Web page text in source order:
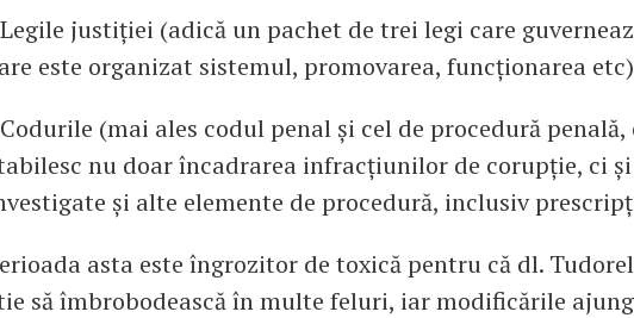
justiției (adică un pachet de trei legi care
este organizat sistemul, promovarea, funcționarea etc)
(mai ales codul penal și cel de procedură penală,
nu doar încadrarea infracțiunilor de corupție, ci
și alte elemente de procedură, inclusiv
asta este îngrozitor de toxică pentru că dl.
să îmbrobodească în multe feluri, iar modificările